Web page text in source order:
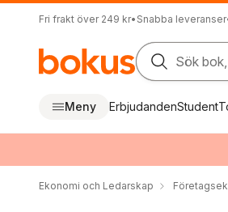
Fri frakt över 249 kr• Snabba leveranser
Sök
Meny ErbjudandenStudent
Ekonomi och Ledarskap